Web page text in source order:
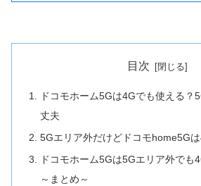
目次
ドコモホーム5Gは4Gでも使える？
丈夫
5Gエリア外だけどドコモhome5G
ドコモホーム5Gは5Gエリア外でも
～まとめ～